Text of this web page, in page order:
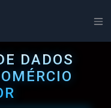
DADOS